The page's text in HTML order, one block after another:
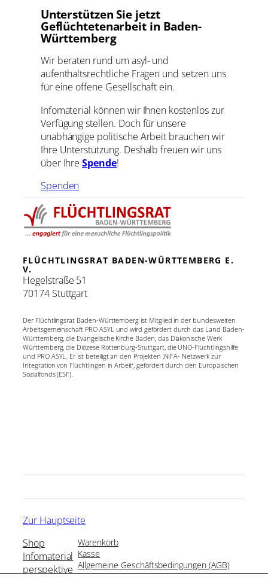
Unterstützen Sie jetzt
Geflüchtetenarbeit in Baden-
Württemberg
Wir beraten rund um asyl- und
aufenthaltsrechtliche Fragen und setzen uns
für eine offene Gesellschaft ein.
Infomaterial können wir Ihnen kostenlos zur
Verfügung stellen. Doch für unsere
unabhängige politische Arbeit brauchen wir
Ihre Unterstützung. Deshalb freuen wir uns
über IhreSpende!
Spenden
FLÜCHTLINGSRAT BADEN-WÜRTTEMBERG E.
V.
Hegelstraße 51
70174 Stuttgart
Der Flüchtlingsrat Baden-Württemberg ist Mitglied in der bundesweiten
Arbeitsgemeinschaft PRO ASYL und wird gefördert durch das Land Baden-
Württemberg, die Evangelische Kirche Baden, das Diakonische Werk
Württemberg, die Diözese Rottenburg-Stuttgart, die UNO-Flüchtlingshilfe
und PRO ASYL. Er ist beteiligt an den Projekten ‚NIFA- Netzwerk zur
Integration von Flüchtlingen in Arbeit‘, gefördert durch den Europäischen
Sozialfonds (ESF).
Zur Hauptseite
Shop
Infomaterial
perspektive
Warenkorb
Kasse
Allgemeine Geschäftsbedingungen (AGB)
Impressum